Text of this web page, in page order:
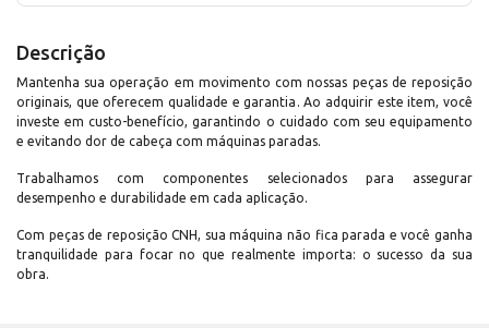
Descrição
Mantenha sua operação em movimento com nossas peças de reposição
originais, que oferecem qualidade e garantia. Ao adquirir este item, você
investe em custo-benefício, garantindo o cuidado com seu equipamento
e evitando dor de cabeça com máquinas paradas.
Trabalhamos com componentes selecionados para assegurar
desempenho e durabilidade em cada aplicação.
Com peças de reposição CNH, sua máquina não fica parada e você ganha
tranquilidade para focar no que realmente importa: o sucesso da sua
obra.